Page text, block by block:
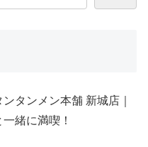
タンメン本舗 新城店｜
緒に満喫！